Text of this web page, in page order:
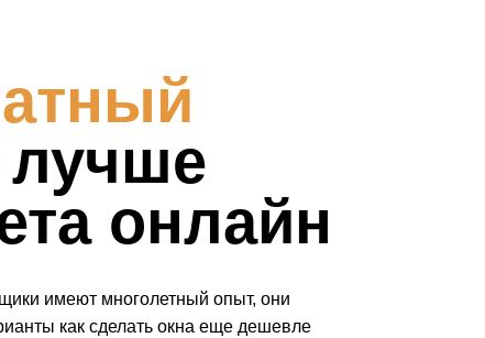
лучше
онлайн
имеют многолетный опыт, они
как сделать окна еще дешевле